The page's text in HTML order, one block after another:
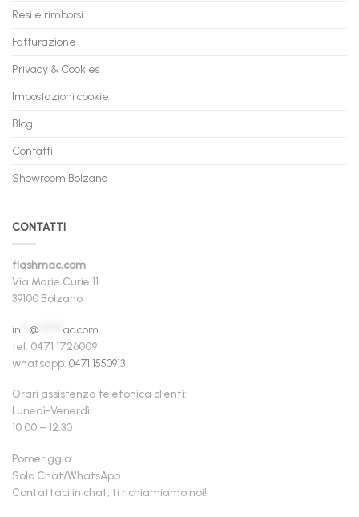
Resi e rimborsi
Fatturazione
Privacy & Cookies
Impostazioni cookie
Blog
Contatti
Showroom Bolzano
CONTATTI
flashmac.com
Via Marie Curie 11
39100 Bolzano
in @
ac.com
tel. 0471 1726009
whatsapp: 0471 1550913
Orari assistenza telefonica clienti:
Lunedì-Venerdì
10.00 – 12.30
Pomeriggio:
Solo Chat/WhatsApp
Contattaci in chat, ti richiamiamo noi!